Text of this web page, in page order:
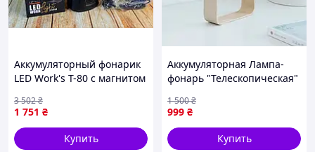
Аккумуляторный фонарик
LED Work's T-80 с магнитом
1100Lm
1 751 ₴
3 502₴
Купить
Аккумуляторная Лампа-
фонарь "Телескопическая"
999 ₴
1 500₴
Купить